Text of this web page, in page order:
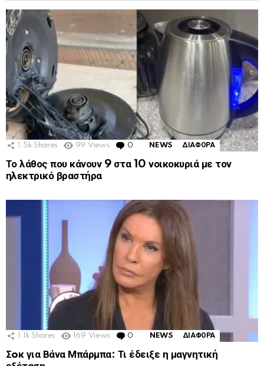
1.5k Shares 99 Views 0 Comments
NEWS ΔΙΑΦΟΡΑ
Το λάθος που κάνουν 9 στα 10 νοικοκυριά με τον
ηλεκτρικό βραστήρα
1.1k Shares 169 Views 0 Comments
NEWS ΔΙΑΦΟΡΑ
Σoκ για Βάνα Μπάρμπα: Τι έδειξε η μαγνητική